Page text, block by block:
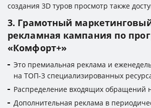
создания 3D туров просмотр также
3. Грамотный
рекламная кампания по
«Комфорт+»
Это премиальная реклама и
на ТОП-3 специализированных
Распределение входящих обращений
Дополнительная реклама в